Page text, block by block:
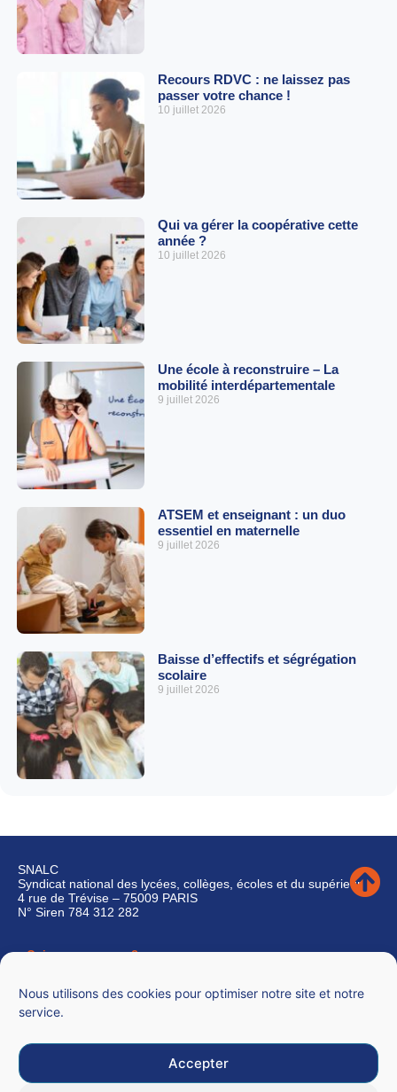
Nous utilisons des cookies pour optimiser notre site et notre
service.
Accepter
Recours RDVC : ne laissez pas
passer votre chance !
10 juillet 2026
Qui va gérer la coopérative cette
année ?
10 juillet 2026
Une école à reconstruire – La
mobilité interdépartementale
9 juillet 2026
ATSEM et enseignant : un duo
essentiel en maternelle
9 juillet 2026
Baisse d’effectifs et ségrégation
scolaire
9 juillet 2026
SNALC
Syndicat national des lycées, collèges, écoles et du supérieur
4 rue de Trévise – 75009 PARIS
N° Siren 784 312 282
Qui sommes-nous ?